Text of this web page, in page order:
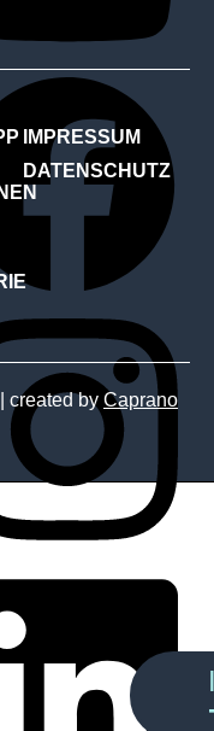
IMPRESSUM
DATENSCHUTZ
created by Caprano